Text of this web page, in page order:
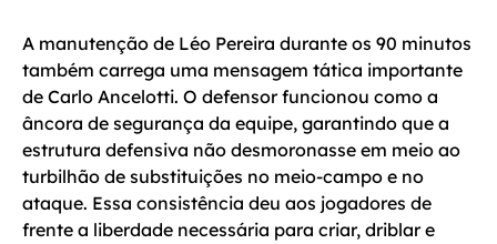
A manutenção de Léo Pereira durante os 90 minutos
também carrega uma mensagem tática importante
de Carlo Ancelotti. O defensor funcionou como a
âncora de segurança da equipe, garantindo que a
estrutura defensiva não desmoronasse em meio ao
turbilhão de substituições no meio-campo e no
ataque. Essa consistência deu aos jogadores de
frente a liberdade necessária para criar, driblar e